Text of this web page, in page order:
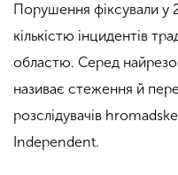
Порушення фіксували у
кількістю інцидентів
областю. Серед
називає стеження й
розслідувачів
Independent.